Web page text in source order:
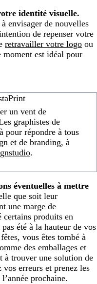
identité visuelle.
envisager de nouvelles
de repenser votre
retravailler votre logo ou
est idéal pour
un vent de
graphistes de
pour répondre à tous
et de branding, à
.
éventuelles à mettre
que soit leur
une marge de
certains produits en
été à la hauteur de vos
vous êtes tombé à
des emballages et
à trouver une solution de
vos erreurs et prenez les
prochaine.